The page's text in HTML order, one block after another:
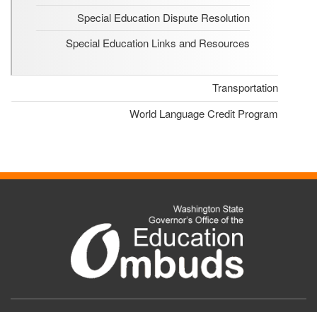
Special Education Dispute Resolution
Special Education Links and Resources
Transportation
World Language Credit Program